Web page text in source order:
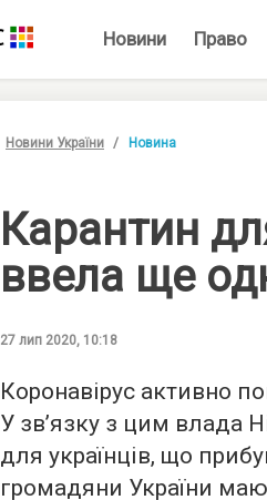
Новини Право
Новини України Новина
Карантин
ввела ще
27 лип 2020, 10:18
Коронавірус активно
У зв’язку з цим влада
для українців, що
громадяни України